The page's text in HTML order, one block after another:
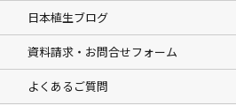
日本植生ブログ
資料請求・お問合せフォーム
よくあるご質問